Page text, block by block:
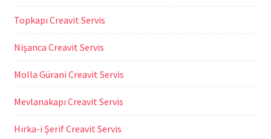
Topkapı Creavit Servis
Nişanca Creavit Servis
Molla Gürani Creavit Servis
Mevlanakapı Creavit Servis
Hırka-i Şerif Creavit Servis